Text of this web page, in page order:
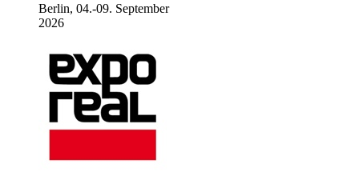
Berlin, 04.-09. September
2026